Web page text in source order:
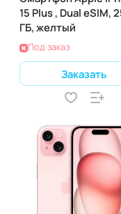
15 Plus , Dual eSIM,
ГБ, желтый
Под заказ
Заказать